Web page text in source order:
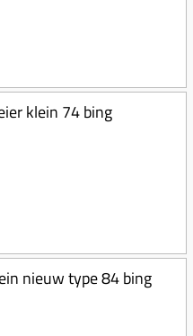
klein 74 bing
nieuw type 84 bing